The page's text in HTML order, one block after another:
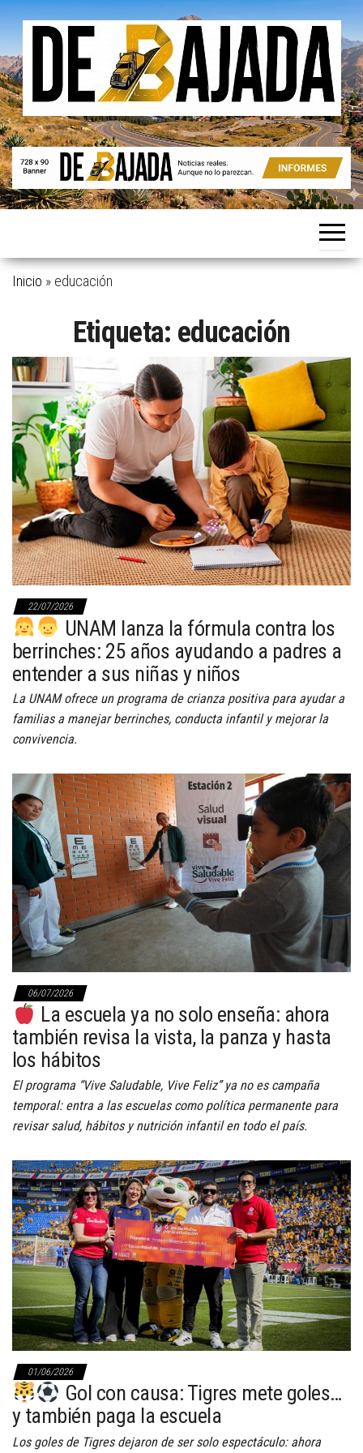
Saltar
contenido
De
Bajada
Noticias
Aunque
parezcan.
Inicio » educación
Etiqueta: educación
22/07/2026
UNAM lanza la fórmula contra los
berrinches: 25 años ayudando a padres a
entender a sus niñas y niños
La UNAM ofrece un programa de crianza positiva para ayudar a
familias a manejar berrinches, conducta infantil y mejorar la
convivencia.
06/07/2026
La escuela ya no solo enseña: ahora
también revisa la vista, la panza y hasta
los hábitos
El programa “Vive Saludable, Vive Feliz” ya no es campaña
temporal: entra a las escuelas como política permanente para
revisar salud, hábitos y nutrición infantil en todo el país.
01/06/2026
Gol con causa: Tigres mete goles…
y también paga la escuela
Los goles de Tigres dejaron de ser solo espectáculo: ahora